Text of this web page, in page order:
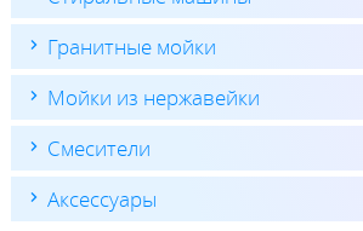
Гранитные мойки
Мойки из нержавейки
Смесители
Аксессуары